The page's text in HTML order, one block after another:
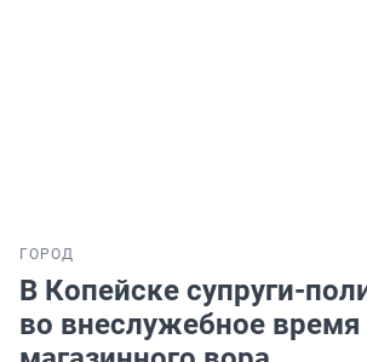
ГОРОД
В Копейске супруги-
во внеслужебное